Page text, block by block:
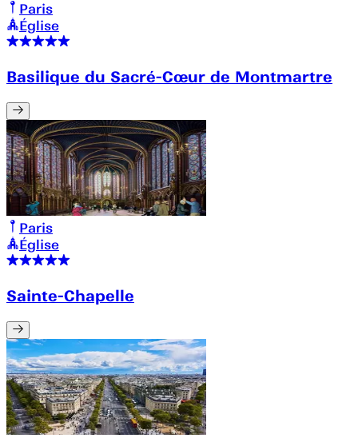
Paris
Église
Basilique du Sacré-Cœur de Montmartre
Paris
Église
Sainte-Chapelle